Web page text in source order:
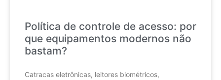
Política de controle de acesso: por
que equipamentos modernos não
bastam?
Catracas eletrônicas, leitores biométricos,